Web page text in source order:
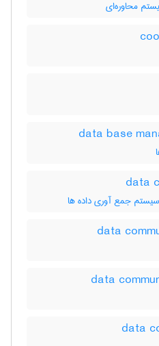
محاوره‌ای
جمع آوری داده ها